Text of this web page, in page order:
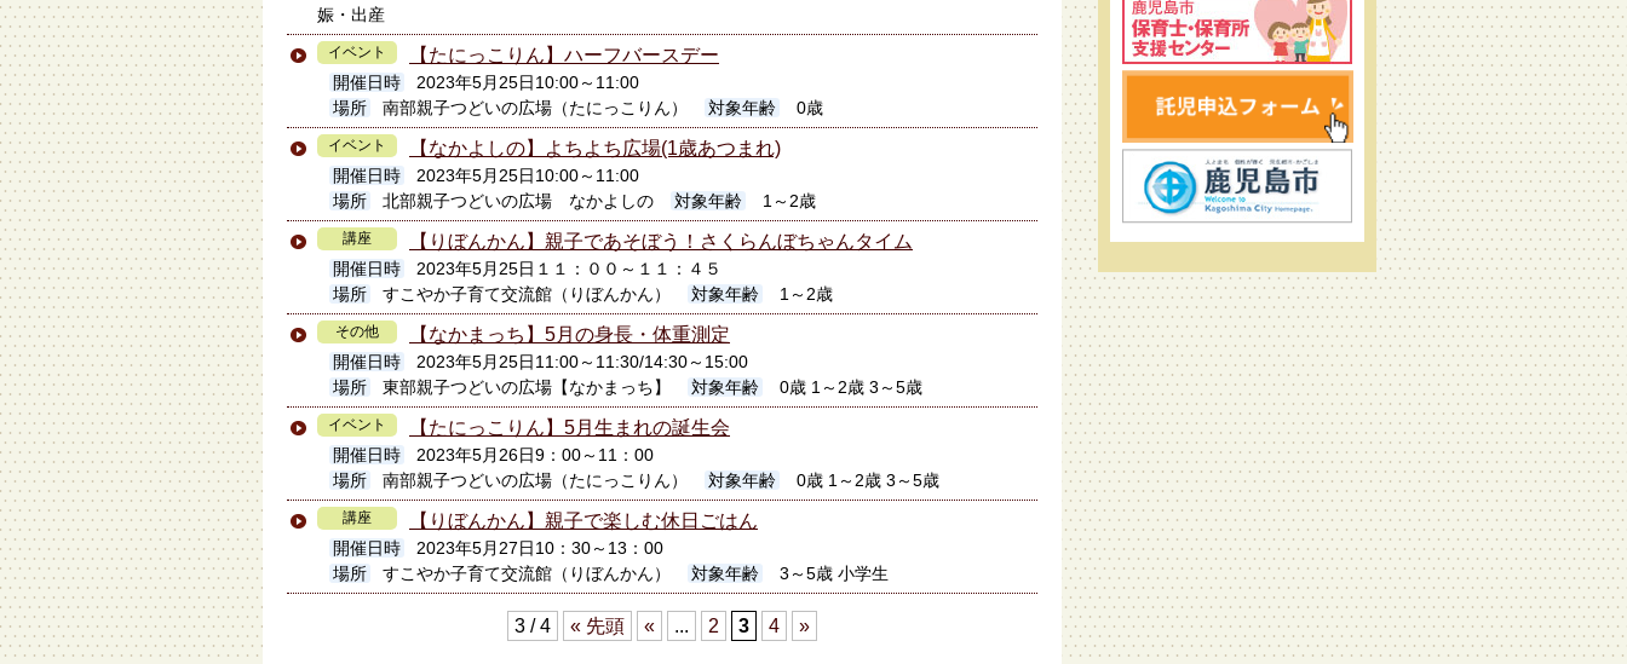
娠・出産
イベント 【たにっこりん】ハーフバースデー
開催日時
2023年5月25日10:00～11:00
場所
南部親子つどいの広場（たにっこりん） 対象年齢 0歳
イベント 【なかよしの】よちよち広場(1歳あつまれ)
開催日時
2023年5月25日10:00～11:00
場所
北部親子つどいの広場 なかよしの 対象年齢 1～2歳
講座 【りぼんかん】親子であそぼう！さくらんぼちゃんタイム
開催日時
2023年5月25日１１：００～１１：４５
場所
すこやか子育て交流館（りぼんかん） 対象年齢 1～2歳
その他 【なかまっち】5月の身長・体重測定
開催日時
2023年5月25日11:00～11:30/14:30～15:00
場所
東部親子つどいの広場【なかまっち】 対象年齢 0歳 1～2歳 3～5歳
イベント 【たにっこりん】5月生まれの誕生会
開催日時
2023年5月26日9：00～11：00
場所
南部親子つどいの広場（たにっこりん） 対象年齢 0歳 1～2歳 3～5歳
講座 【りぼんかん】親子で楽しむ休日ごはん
開催日時
2023年5月27日10：30～13：00
場所
すこやか子育て交流館（りぼんかん） 対象年齢 3～5歳 小学生
3 / 4 « 先頭 « ... 2 3 4 »